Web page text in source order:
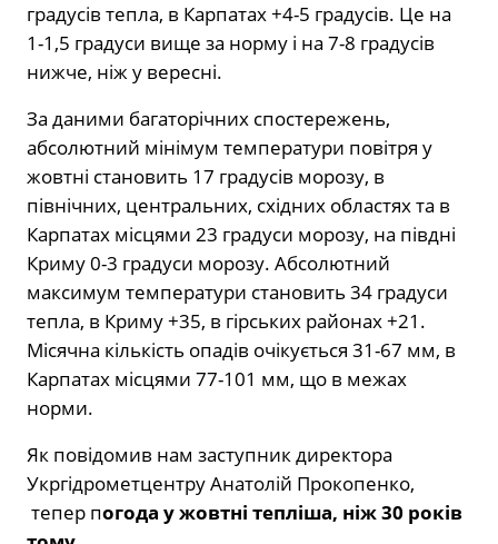
градусів тепла, в Карпатах +4-5 градусів. Це на
1-1,5 градуси вище за норму і на 7-8 градусів
нижче, ніж у вересні.
За даними багаторічних спостережень,
абсолютний мінімум температури повітря у
жовтні становить 17 градусів морозу, в
північних, центральних, східних областях та в
Карпатах місцями 23 градуси морозу, на півдні
Криму 0-3 градуси морозу. Абсолютний
максимум температури становить 34 градуси
тепла, в Криму +35, в гірських районах +21.
Місячна кількість опадів очікується 31-67 мм, в
Карпатах місцями 77-101 мм, що в межах
норми.
Як повідомив нам заступник директора
Укргідрометцентру Анатолій Прокопенко,
тепер погода у жовтні тепліша, ніж 30 років